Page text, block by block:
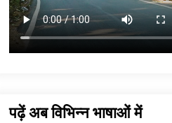
पढ़ें अब विभिन्न भाषाओं में